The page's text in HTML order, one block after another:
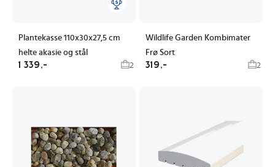
Plantekasse 110x30x27,5 cm
helte akasie og stål
1 339,- 2
Wildlife Garden Kombimater
Frø Sort
319,- 2